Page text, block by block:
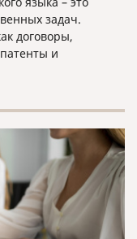
задач.
договоры,
и